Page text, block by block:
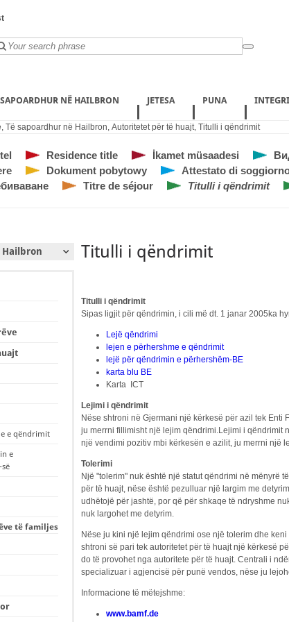
NË HAILBRON JETESA PUNA
, Të sapoardhur në Hailbron, Autoritetet për të huajt, Titulli i qëndrimit
Residence title İkamet müsaadesi
Dokument pobytowy Attestato di
Titre de séjour Titulli i qëndrimit
Hailbron
e qëndrimit
e
të familjes
Titulli i qëndrimit
Titulli i qëndrimit
Sipas ligjit për qëndrimin, i cili më dt. 1 janar 2005ka
Lejë qëndrimi
lejen e përhershme e qëndrimit
lejë për qëndrimin e përhershëm-BE
karta blu BE
Karta ICT
Lejimi i qëndrimit
Nëse shtroni në Gjermani një kërkesë për azil tek Enti
ju merrni fillimisht një lejim qëndrimi.Lejimi i qëndrimit
një vendimi pozitiv mbi kërkesën e azilit, ju merrni një
Tolerimi
Një "tolerim" nuk është një statut qëndrimi në mënyrë
për të huajt, nëse është pezulluar një largim me
udhëtojë për jashtë, por që për shkaqe të ndryshme
nuk largohet me detyrim.
Nëse ju kini një lejim qëndrimi ose një tolerim dhe
shtroni së pari tek autoritetet për të huajt një kërkesë
do të provohet nga autoritete për të huajt. Centrali i
specializuar i agjencisë për punë vendos, nëse ju
Informacione të mëtejshme:
www.bamf.de